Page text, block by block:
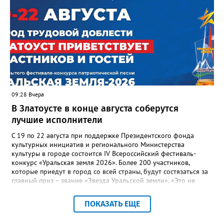
“перемерзания” общей домовой тепловой сети
многоквартирного дома, отсутствовало взаимодействие с
ресурсоснабжающей организацией, ЕДДС и иными службами»,
— сообщила начальник Главного управления ГЖИ Ирина
Настенко. В следующий раз, рекомендовали в
Госжилинспекции, службы должны действовать слаженно. И
оперативно делиться информацией со всеми
заинтересованными – от поставщика тепла до конечных
потребителей.
09:28 Вчера
В Златоусте в конце августа соберутся
лучшие исполнители
С 19 по 22 августа при поддержке Президентского фонда
культурных инициатив и регионального Министерства
культуры в городе состоится IV Всероссийский фестиваль-
конкурс «Уральская земля 2026». Более 200 участников,
которые приедут в город со всей страны, будут состязаться за
главный приз – звание «Звезда Уральской земли». «Это не
прослушивания участников, мастер-классы от ведущих
наставников, выступления победителей прошлых лет и
ПОКАЗАТЬ ЕЩЕ